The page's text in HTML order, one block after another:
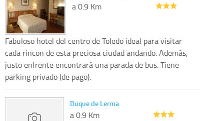
a 0.9 Km
Fabuloso hotel del centro de Toledo ideal para visitar
cada rincon de esta preciosa ciudad andando. Además,
justo enfrente encontrará una parada de bus. Tiene
parking privado (de pago).
Duque de Lerma
a 0.9 Km